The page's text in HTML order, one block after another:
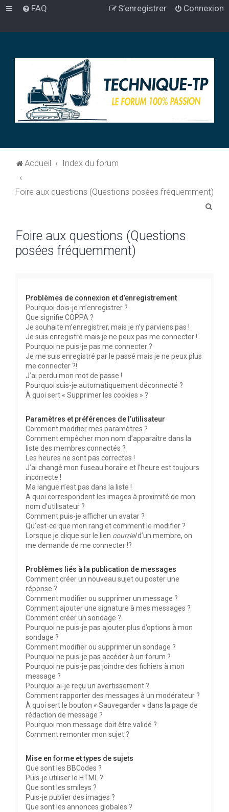
FAQ Connexion
S’enregistrer
Accueil Index du forum
Foire aux questions (Questions posées fréquemment)
Foire aux questions (Questions
posées fréquemment)
Problèmes de connexion et d’enregistrement
Pourquoi dois-je m’enregistrer ?
Que signifie COPPA ?
Je souhaite m’enregistrer, mais je n’y parviens pas !
Je suis enregistré mais je ne peux pas me connecter !
Pourquoi ne puis-je pas me connecter ?
Je me suis enregistré par le passé mais je ne peux plus
me connecter ?!
J’ai perdu mon mot de passe !
Pourquoi suis-je automatiquement déconnecté ?
À quoi sert « Supprimer les cookies » ?
Paramètres et préférences de l’utilisateur
Comment modifier mes paramètres ?
Comment empêcher mon nom d’apparaître dans la
liste des membres connectés ?
Les heures ne sont pas correctes !
J’ai changé mon fuseau horaire et l’heure est toujours
incorrecte !
Ma langue n’est pas dans la liste !
A quoi correspondent les images à proximité de mon
nom d’utilisateur ?
Comment puis-je afficher un avatar ?
Qu’est-ce que mon rang et comment le modifier ?
Lorsque je clique sur le lien courrield’un membre, on
me demande de me connecter !?
Problèmes liés à la publication de messages
Comment créer un nouveau sujet ou poster une
réponse ?
Comment modifier ou supprimer un message ?
Comment ajouter une signature à mes messages ?
Comment créer un sondage ?
Pourquoi ne puis-je pas ajouter plus d’options à mon
sondage ?
Comment modifier ou supprimer un sondage ?
Pourquoi ne puis-je pas accéder à un forum ?
Pourquoi ne puis-je pas joindre des fichiers à mon
message ?
Pourquoi ai-je reçu un avertissement ?
Comment rapporter des messages à un modérateur ?
À quoi sert le bouton « Sauvegarder » dans la page de
rédaction de message ?
Pourquoi mon message doit être validé ?
Comment remonter mon sujet ?
Mise en forme et types de sujets
Que sont les BBCodes ?
Puis-je utiliser le HTML ?
Que sont les smileys ?
Puis-je publier des images ?
Que sont les annonces globales ?